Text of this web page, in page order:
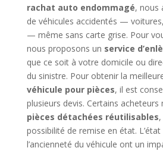
rachat auto endommagé, nous
de véhicules accidentés —
— même sans carte grise. Pour
nous proposons un service
que ce soit à votre domicile ou
du sinistre. Pour obtenir la
véhicule pour pièces, il est
plusieurs devis. Certains acheteurs
pièces détachées réutilisables
possibilité de remise en état.
l’ancienneté du véhicule ont un